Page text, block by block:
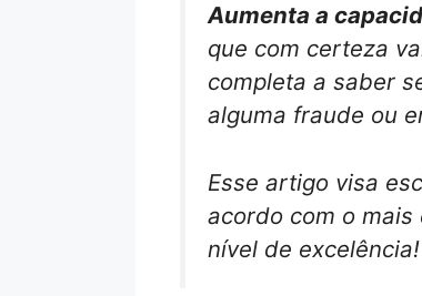
Aumenta a
que com certeza
completa a saber
alguma fraude ou
Esse artigo visa
acordo com o
nível de excelência!